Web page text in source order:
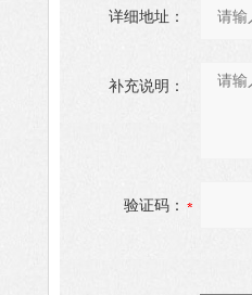
详细地址：
补充说明：
验证码：